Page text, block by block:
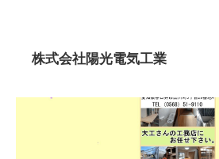
株式会社陽光電気工業